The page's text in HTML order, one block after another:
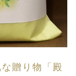
贈り物「殿